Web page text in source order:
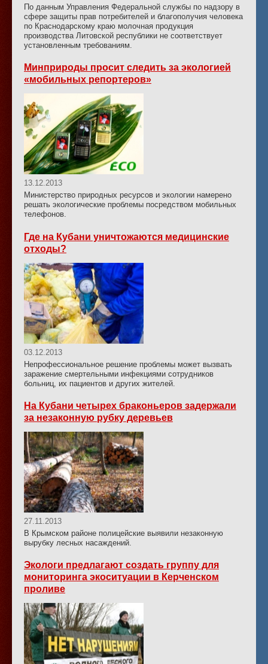
По данным Управления Федеральной службы по надзору в
сфере защиты прав потребителей и благополучия человека
по Краснодарскому краю молочная продукция
производства Литовской республики не соответствует
установленным требованиям.
Минприроды просит следить за экологией
«мобильных репортеров»
13.12.2013
Министерство природных ресурсов и экологии намерено
решать экологические проблемы посредством мобильных
телефонов.
Где на Кубани уничтожаются медицинские
отходы?
03.12.2013
Непрофессиональное решение проблемы может вызвать
заражение смертельными инфекциями сотрудников
больниц, их пациентов и других жителей.
На Кубани четырех браконьеров задержали
за незаконную рубку деревьев
27.11.2013
В Крымском районе полицейские выявили незаконную
вырубку лесных насаждений.
Экологи предлагают создать группу для
мониторинга экоситуации в Керченском
проливе